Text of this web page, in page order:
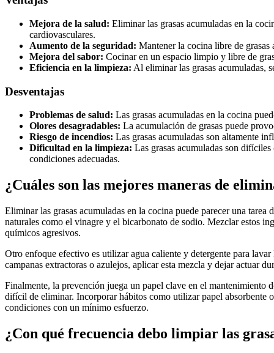
Mejora de la salud: Eliminar las grasas acumuladas en la
cardiovasculares.
Aumento de la seguridad: Mantener la cocina libre de
Mejora del sabor: Cocinar en un espacio limpio y libre de
Eficiencia en la limpieza: Al eliminar las grasas acumuladas,
Desventajas
Problemas de salud: Las grasas acumuladas en la cocina
Olores desagradables: La acumulación de grasas puede
Riesgo de incendios: Las grasas acumuladas son altamente
Dificultad en la limpieza: Las grasas acumuladas son
condiciones adecuadas.
¿Cuáles son las mejores maneras de
Eliminar las grasas acumuladas en la cocina puede parecer una
naturales como el vinagre y el bicarbonato de sodio. Mezclar estos
químicos agresivos.
Otro enfoque efectivo es utilizar agua caliente y detergente para
campanas extractoras o azulejos, aplicar esta mezcla y dejar actuar
Finalmente, la prevención juega un papel clave en el mantenimiento
difícil de eliminar. Incorporar hábitos como utilizar papel absorbente
condiciones con un mínimo esfuerzo.
¿Con qué frecuencia debo limpiar las